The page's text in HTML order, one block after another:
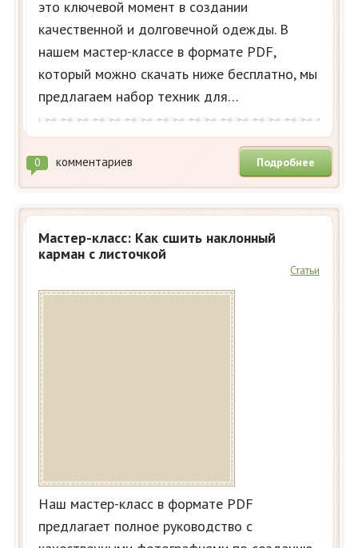
это ключевой момент в создании
качественной и долговечной одежды. В
нашем мастер-классе в формате PDF,
который можно скачать ниже бесплатно, мы
предлагаем набор техник для…
0 комментариев Подробнее
Мастер-класс: Как сшить наклонный
карман с листочкой
Статьи
Наш мастер-класс в формате PDF
предлагает полное руководство с